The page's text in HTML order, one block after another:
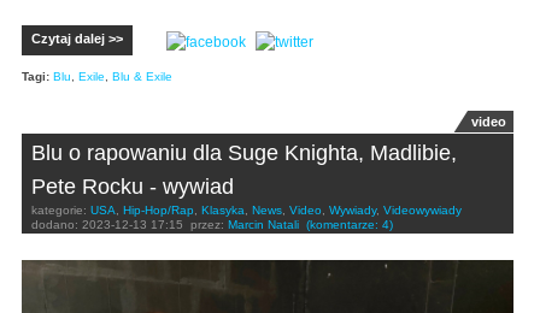
Czytaj dalej >>
Tagi: Blu Exile Blu & Exile
video
Blu o rapowaniu dla Suge Knighta, Madlibie,
Pete Rocku - wywiad
kategorie: USA Hip-Hop/Rap Klasyka News Video Wywiady, Videowywiady
dodano: 2023-12-13 17:15 przez: Marcin Natali (komentarze: 4)